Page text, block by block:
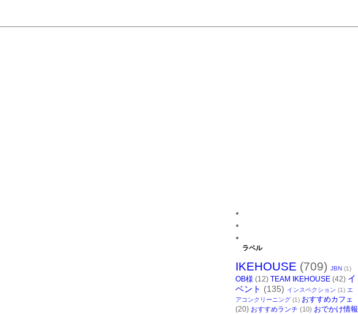
ラベル
IKEHOUSE (709) JBN (1)
OB様 (12) TEAM IKEHOUSE (42) イ
ベント (135) インスペクション (1) エ
アコンクリーニング (1) おすすめカフェ
(20) おすすめランチ (10) おでかけ情報